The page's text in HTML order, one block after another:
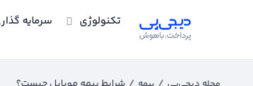
تکنولوژی سرمایه